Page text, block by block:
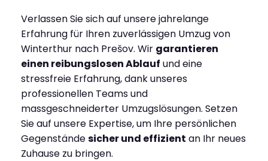
Verlassen Sie sich auf unsere jahrelange
Erfahrung für Ihren zuverlässigen Umzug von
Winterthur nach Prešov. Wir garantieren
einen reibungslosen Ablauf und eine
stressfreie Erfahrung, dank unseres
professionellen Teams und
massgeschneiderter Umzugslösungen. Setzen
Sie auf unsere Expertise, um Ihre persönlichen
Gegenständesicher und effizient an Ihr neues
Zuhause zu bringen.